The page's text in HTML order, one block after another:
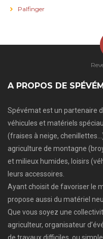
Palfinger
A PROPOS DE
Spévémat est un partenaire
véhicules et matériels
(fraises à neige,
agriculture de montagne
et milieux humides, loisirs
leurs accessoires.
Ayant choisit de favoriser le
propose aussi du matériel
Que vous soyez une
agriculteur, organisateur